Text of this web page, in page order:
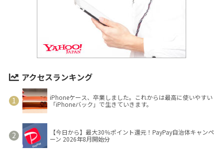
アクセスランキング
iPhoneケース、卒業しました。これからは最高に使いやすい
「iPhoneバック」で生きていきます。
【今日から】最大30％ポイント還元！PayPay自治体キャンペ
ーン 2026年8月開始分